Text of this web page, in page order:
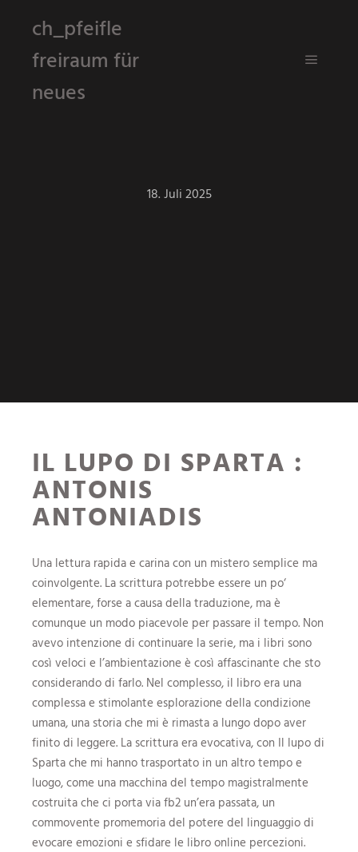
ch_pfeifle
freiraum für
neues
18. Juli 2025
IL LUPO DI SPARTA :
ANTONIS
ANTONIADIS
Una lettura rapida e carina con un mistero semplice ma
coinvolgente. La scrittura potrebbe essere un po‘
elementare, forse a causa della traduzione, ma è
comunque un modo piacevole per passare il tempo. Non
avevo intenzione di continuare la serie, ma i libri sono
così veloci e l’ambientazione è così affascinante che sto
considerando di farlo. Nel complesso, il libro era una
complessa e stimolante esplorazione della condizione
umana, una storia che mi è rimasta a lungo dopo aver
finito di leggere. La scrittura era evocativa, con Il lupo di
Sparta che mi hanno trasportato in un altro tempo e
luogo, come una macchina del tempo magistralmente
costruita che ci porta via fb2 un’era passata, un
commovente promemoria del potere del linguaggio di
evocare emozioni e sfidare le libro online percezioni.